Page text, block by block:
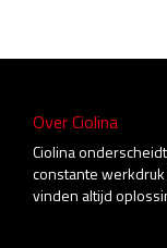
Over Ciolina
Ciolina
constante
vinden altijd